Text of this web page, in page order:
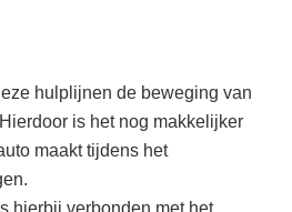
hulplijnen de beweging van
is het nog makkelijker
maakttijdens het